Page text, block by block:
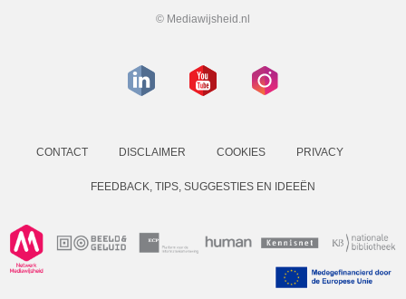
© Mediawijsheid.nl
CONTACT DISCLAIMER COOKIES PRIVACY
FEEDBACK, TIPS, SUGGESTIES EN IDEEËN